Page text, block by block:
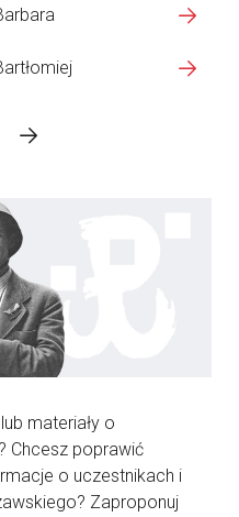
materiały o
Chcesz poprawić
o uczestnikach i
Zaproponuj